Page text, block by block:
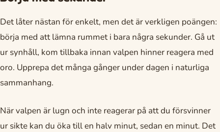
Det låter nästan för enkelt, men det är verkligen poängen:
börja med att lämna rummet i bara några sekunder. Gå ut
ur synhåll, kom tillbaka innan valpen hinner reagera med
oro. Upprepa det många gånger under dagen i naturliga
sammanhang.
När valpen är lugn och inte reagerar på att du försvinner
ur sikte kan du öka till en halv minut, sedan en minut. Det